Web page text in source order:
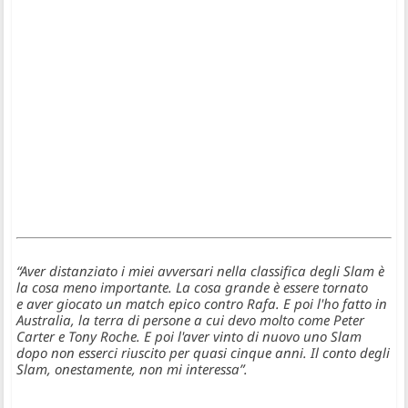
“Aver distanziato i miei avversari nella classifica degli Slam è
la cosa meno importante. La cosa grande è essere tornato
e aver giocato un match epico contro Rafa. E poi l'ho fatto in
Australia, la terra di persone a cui devo molto come Peter
Carter e Tony Roche. E poi l'aver vinto di nuovo uno Slam
dopo non esserci riuscito per quasi cinque anni. Il conto degli
Slam, onestamente, non mi interessa”.